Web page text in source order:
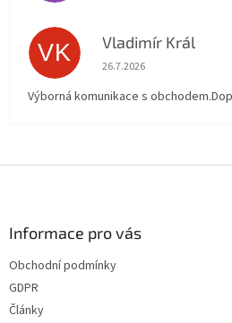
VK Vladimír Král
Hodnocení obchodu je 5
26.7.2026
Výborná komunikace s
Informace pro vás
Obchodní podmínky
GDPR
Články